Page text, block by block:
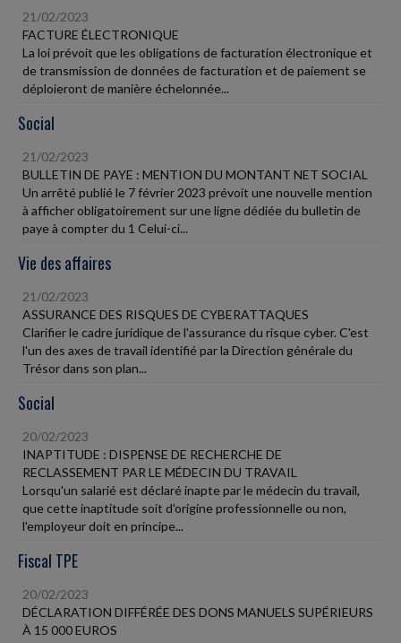
21/02/2023
FACTURE ÉLECTRONIQUE
La loi prévoit que les obligations de facturation électronique et
de transmission de données de facturation et de paiement se
déploieront de manière échelonnée...
Social
21/02/2023
BULLETIN DE PAYE : MENTION DU MONTANT NET SOCIAL
Un arrêté publié le 7 février 2023 prévoit une nouvelle mention
à afficher obligatoirement sur une ligne dédiée du bulletin de
paye à compter du 1 Celui-ci...
Vie des affaires
21/02/2023
ASSURANCE DES RISQUES DE CYBERATTAQUES
Clarifier le cadre juridique de l'assurance du risque cyber. C'est
l'un des axes de travail identifié par la Direction générale du
Trésor dans son plan...
Social
20/02/2023
INAPTITUDE : DISPENSE DE RECHERCHE DE
RECLASSEMENT PAR LE MÉDECIN DU TRAVAIL
Lorsqu'un salarié est déclaré inapte par le médecin du travail,
que cette inaptitude soit d'origine professionnelle ou non,
l'employeur doit en principe...
Fiscal TPE
20/02/2023
DÉCLARATION DIFFÉRÉE DES DONS MANUELS SUPÉRIEURS
À 15 000 EUROS